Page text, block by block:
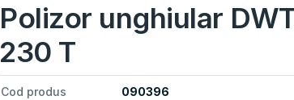
Polizor unghiular
230 T
Cod produs
090396